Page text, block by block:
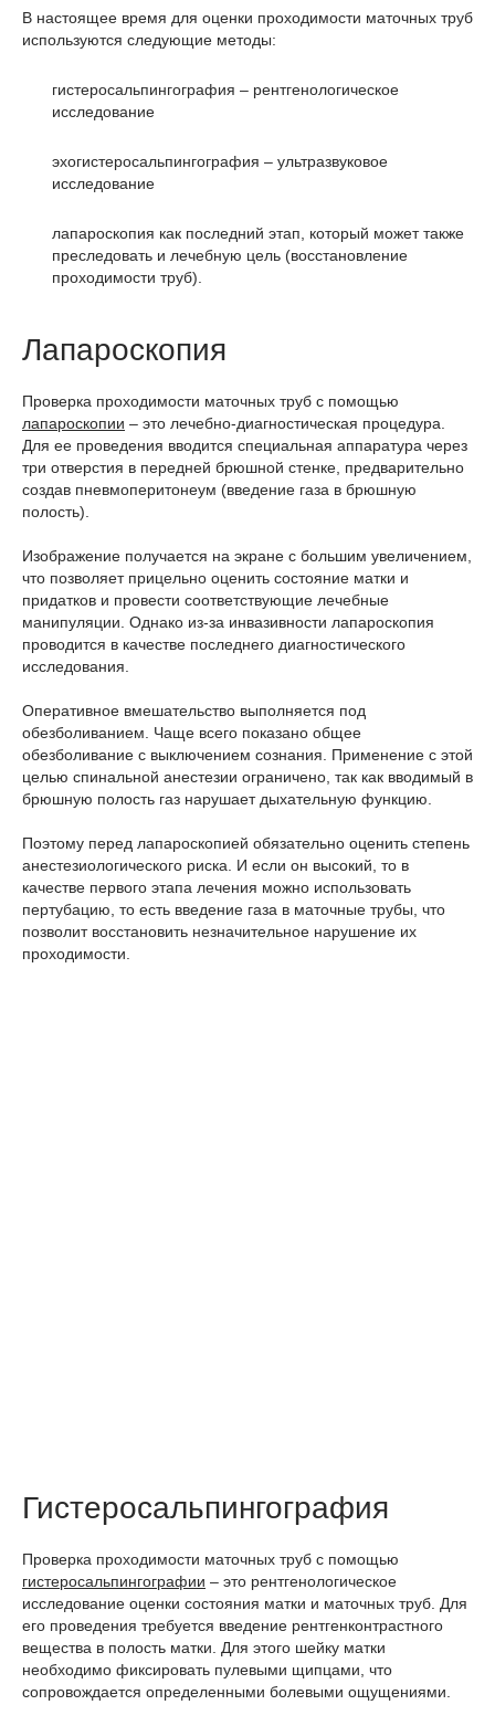
В настоящее время для оценки проходимости маточных труб
используются следующие методы:
гистеросальпингография – рентгенологическое
исследование
эхогистеросальпингография – ультразвуковое
исследование
лапароскопия как последний этап, который может также
преследовать и лечебную цель (восстановление
проходимости труб).
Лапароскопия
Проверка проходимости маточных труб с помощью
лапароскопии – это лечебно-диагностическая процедура.
Для ее проведения вводится специальная аппаратура через
три отверстия в передней брюшной стенке, предварительно
создав пневмоперитонеум (введение газа в брюшную
полость).
Изображение получается на экране с большим увеличением,
что позволяет прицельно оценить состояние матки и
придатков и провести соответствующие лечебные
манипуляции. Однако из-за инвазивности лапароскопия
проводится в качестве последнего диагностического
исследования.
Оперативное вмешательство выполняется под
обезболиванием. Чаще всего показано общее
обезболивание с выключением сознания. Применение с этой
целью спинальной анестезии ограничено, так как вводимый в
брюшную полость газ нарушает дыхательную функцию.
Поэтому перед лапароскопией обязательно оценить степень
анестезиологического риска. И если он высокий, то в
качестве первого этапа лечения можно использовать
пертубацию, то есть введение газа в маточные трубы, что
позволит восстановить незначительное нарушение их
проходимости.
Гистеросальпингография
Проверка проходимости маточных труб с помощью
гистеросальпингографии – это рентгенологическое
исследование оценки состояния матки и маточных труб. Для
его проведения требуется введение рентгенконтрастного
вещества в полость матки. Для этого шейку матки
необходимо фиксировать пулевыми щипцами, что
сопровождается определенными болевыми ощущениями.